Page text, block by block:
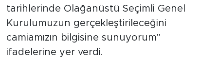
tarihlerinde Olağanüstü Seçimli Genel
Kurulumuzun gerçekleştirileceğini
camiamızın bilgisine sunuyorum"
ifadelerine yer verdi.